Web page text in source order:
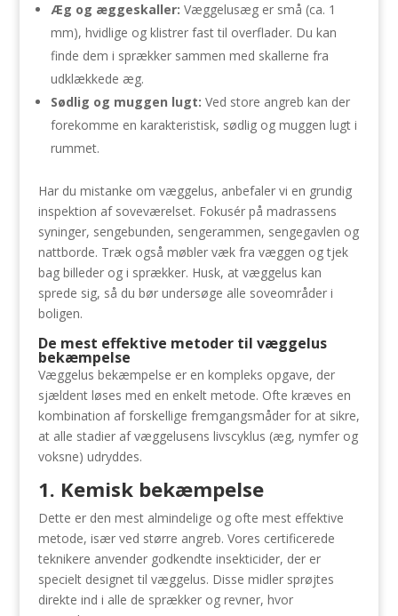
Æg og æggeskaller: Væggelusæg er små (ca. 1
mm), hvidlige og klistrer fast til overflader. Du kan
finde dem i sprækker sammen med skallerne fra
udklækkede æg.
Sødlig og muggen lugt: Ved store angreb kan der
forekomme en karakteristisk, sødlig og muggen lugt i
rummet.
Har du mistanke om væggelus, anbefaler vi en grundig
inspektion af soveværelset. Fokusér på madrassens
syninger, sengebunden, sengerammen, sengegavlen og
nattborde. Træk også møbler væk fra væggen og tjek
bag billeder og i sprækker. Husk, at væggelus kan
sprede sig, så du bør undersøge alle soveområder i
boligen.
De mest effektive metoder til væggelus
bekæmpelse
Væggelus bekæmpelse er en kompleks opgave, der
sjældent løses med en enkelt metode. Ofte kræves en
kombination af forskellige fremgangsmåder for at sikre,
at alle stadier af væggelusens livscyklus (æg, nymfer og
voksne) udryddes.
1. Kemisk bekæmpelse
Dette er den mest almindelige og ofte mest effektive
metode, især ved større angreb. Vores certificerede
teknikere anvender godkendte insekticider, der er
specielt designet til væggelus. Disse midler sprøjtes
direkte ind i alle de sprækker og revner, hvor